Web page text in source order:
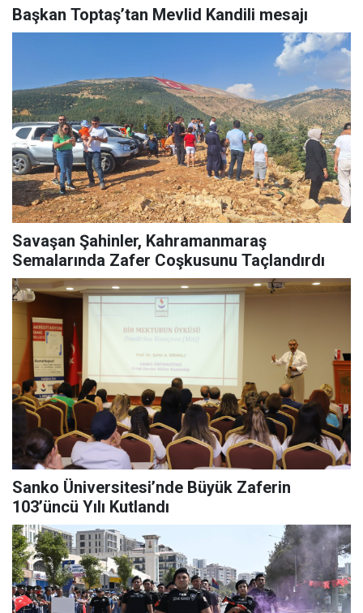
Başkan Toptaş’tan Mevlid Kandili mesajı
Savaşan Şahinler, Kahramanmaraş
Semalarında Zafer Coşkusunu Taçlandırdı
Sanko Üniversitesi’nde Büyük Zaferin
103’üncü Yılı Kutlandı